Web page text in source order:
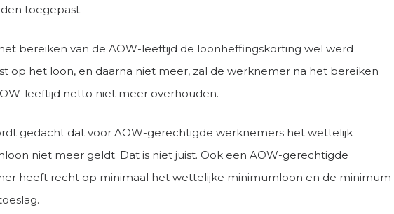
toegepast.
bereiken van de AOW-leeftijd de loonheffingskorting wel werd
op het loon, en daarna niet meer, zal de werknemer na het bereiken
leeftijd netto niet meer overhouden.
gedacht dat voor AOW-gerechtigde werknemers het wettelijk
niet meer geldt. Dat is niet juist. Ook een AOW-gerechtigde
heeft recht op minimaal het wettelijke minimumloon en de minimum